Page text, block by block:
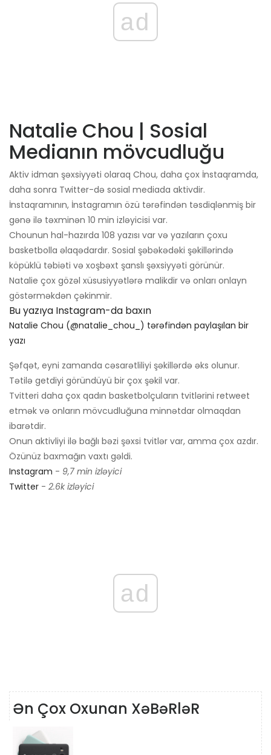
ad
Natalie Chou | Sosial
Medianın mövcudluğu
Aktiv idman şəxsiyyəti olaraq Chou, daha çox İnstaqramda,
daha sonra Twitter-də sosial mediada aktivdir.
İnstaqramının, İnstagramın özü tərəfindən təsdiqlənmiş bir
gənə ilə təxminən 10 min izləyicisi var.
Chounun hal-hazırda 108 yazısı var və yazıların çoxu
basketbolla əlaqədardır. Sosial şəbəkədəki şəkillərində
köpüklü təbiəti və xoşbəxt şanslı şəxsiyyəti görünür.
Natalie çox gözəl xüsusiyyətlərə malikdir və onları onlayn
göstərməkdən çəkinmir.
Bu yazıya Instagram-da baxın
Natalie Chou (@natalie_chou_) tərəfindən paylaşılan bir
yazı
Şəfqət, eyni zamanda cəsarətliliyi şəkillərdə əks olunur.
Tətilə getdiyi göründüyü bir çox şəkil var.
Tvitteri daha çox qadın basketbolçuların tvitlərini retweet
etmək və onların mövcudluğuna minnətdar olmaqdan
ibarətdir.
Onun aktivliyi ilə bağlı bəzi şəxsi tvitlər var, amma çox azdır.
Özünüz baxmağın vaxtı gəldi.
Instagram - 9,7 min izləyici
Twitter - 2.6k izləyici
ad
Ən Çox Oxunan XəBəRləR